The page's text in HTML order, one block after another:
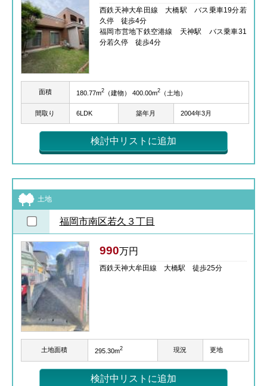
西鉄天神大牟田線 大橋駅 バス乗車19分若
久停 徒歩4分
福岡市営地下鉄空港線 天神駅 バス乗車31
分若久停 徒歩4分
面積 180.77m2（建物） 400.00m2（土地）
間取り 6LDK 築年月 2004年3月
検討中リストに追加
土地
福岡市南区若久３丁目
990万円
西鉄天神大牟田線 大橋駅 徒歩25分
土地面積 295.30m2 現況 更地
検討中リストに追加